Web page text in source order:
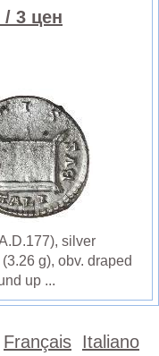
/ 3 цен
silver
g), obv. draped
up ...
Français Italiano